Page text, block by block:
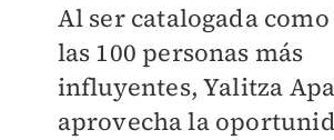
Al ser catalogada
las 100 personas más
influyentes, Yalitza
aprovecha la